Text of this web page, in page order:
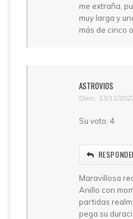
me extraña,
muy larga y
más de cinco
ASTROVIOS
Dom, 13/11/
Su voto: 4
Maravillosa
Anillo con
partidas
pega su